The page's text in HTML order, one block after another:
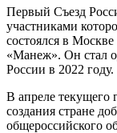
Первый Съезд
участниками
состоялся в
«Манеж». Он стал
России в 2022 году.
В апреле текущего
создания стране
общероссийского